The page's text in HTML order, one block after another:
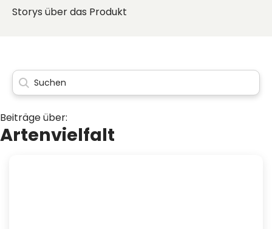
Storys über das Produkt
Beiträge über:
Artenvielfalt